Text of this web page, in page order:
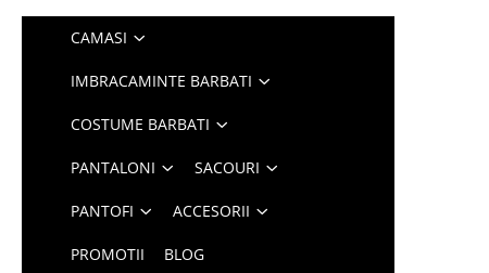
CAMASI
IMBRACAMINTE BARBATI
COSTUME BARBATI
PANTALONI SACOURI
PANTOFI ACCESORII
PROMOTII BLOG